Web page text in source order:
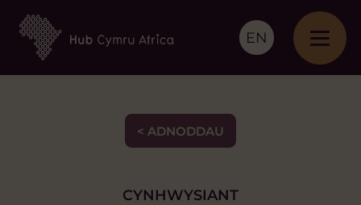
EN
< ADNODDAU
CYNHWYSIANT